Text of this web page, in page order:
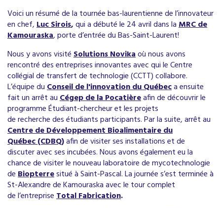
Voici un résumé de la tournée bas-laurentienne de l’innovateur
en chef,Luc Sirois,​ qui a débuté le 24 avril dans laMRC de
Kamouraska, porte d’entrée du Bas-Saint-Laurent!
Nous y avons visitéSolutions Novikaoù nous avons
rencontré des entreprises innovantes avec qui le Centre
collégial de transfert de technologie (CCTT) collabore.
L’équipe duConseil de l'innovation du Québeca ensuite
fait un arrêt auCégep de la Pocatièreafin de découvrir le
programme Étudiant-chercheur et les projets
de recherche des étudiants participants. Par la suite, arrêt au ​
Centre de Développement Bioalimentaire du
Québec (CDBQ)afin de visiter ses installations et de
discuter avec ses incubées. Nous avons également eu la
chance de visiter le nouveau laboratoire de mycotechnologie
deBiopterresitué à Saint-Pascal. La journée s’est terminée à
St-Alexandre de Kamouraska avec le tour complet
de l’entrepriseTotal Fabrication.